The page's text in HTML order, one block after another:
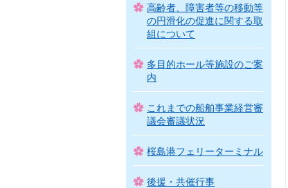
高齢者、障害者等の移動等
の円滑化の促進に関する取
組について
多目的ホール等施設のご案
内
これまでの船舶事業経営審
議会審議状況
桜島港フェリーターミナル
後援・共催行事